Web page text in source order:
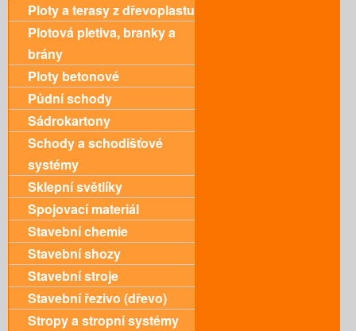
Ploty a terasy z dřevoplastu
Plotová pletiva, branky a
brány
Ploty betonové
Půdní schody
Sádrokartony
Schody a schodišťové
systémy
Sklepní světlíky
Spojovací materiál
Stavební chemie
Stavební shozy
Stavební stroje
Stavební řezivo (dřevo)
Stropy a stropní systémy